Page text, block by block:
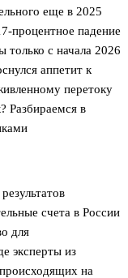
еще в 2025
процентное падение
только с начала 2026
аппетит к
перетоку
Разбираемся в
счета в России
для
эксперты из
на